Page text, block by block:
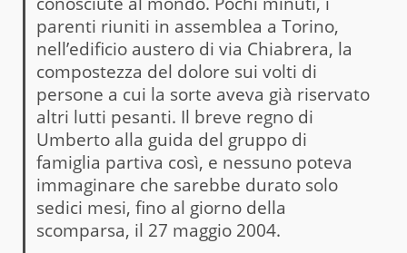
parenti riuniti in assemblea a Torino,
nell’edificio austero di via Chiabrera, la
compostezza del dolore sui volti di
persone a cui la sorte aveva già riservato
altri lutti pesanti. Il breve regno di
Umberto alla guida del gruppo di
famiglia partiva così, e nessuno poteva
immaginare che sarebbe durato solo
sedici mesi, fino al giorno della
scomparsa, il 27 maggio 2004.